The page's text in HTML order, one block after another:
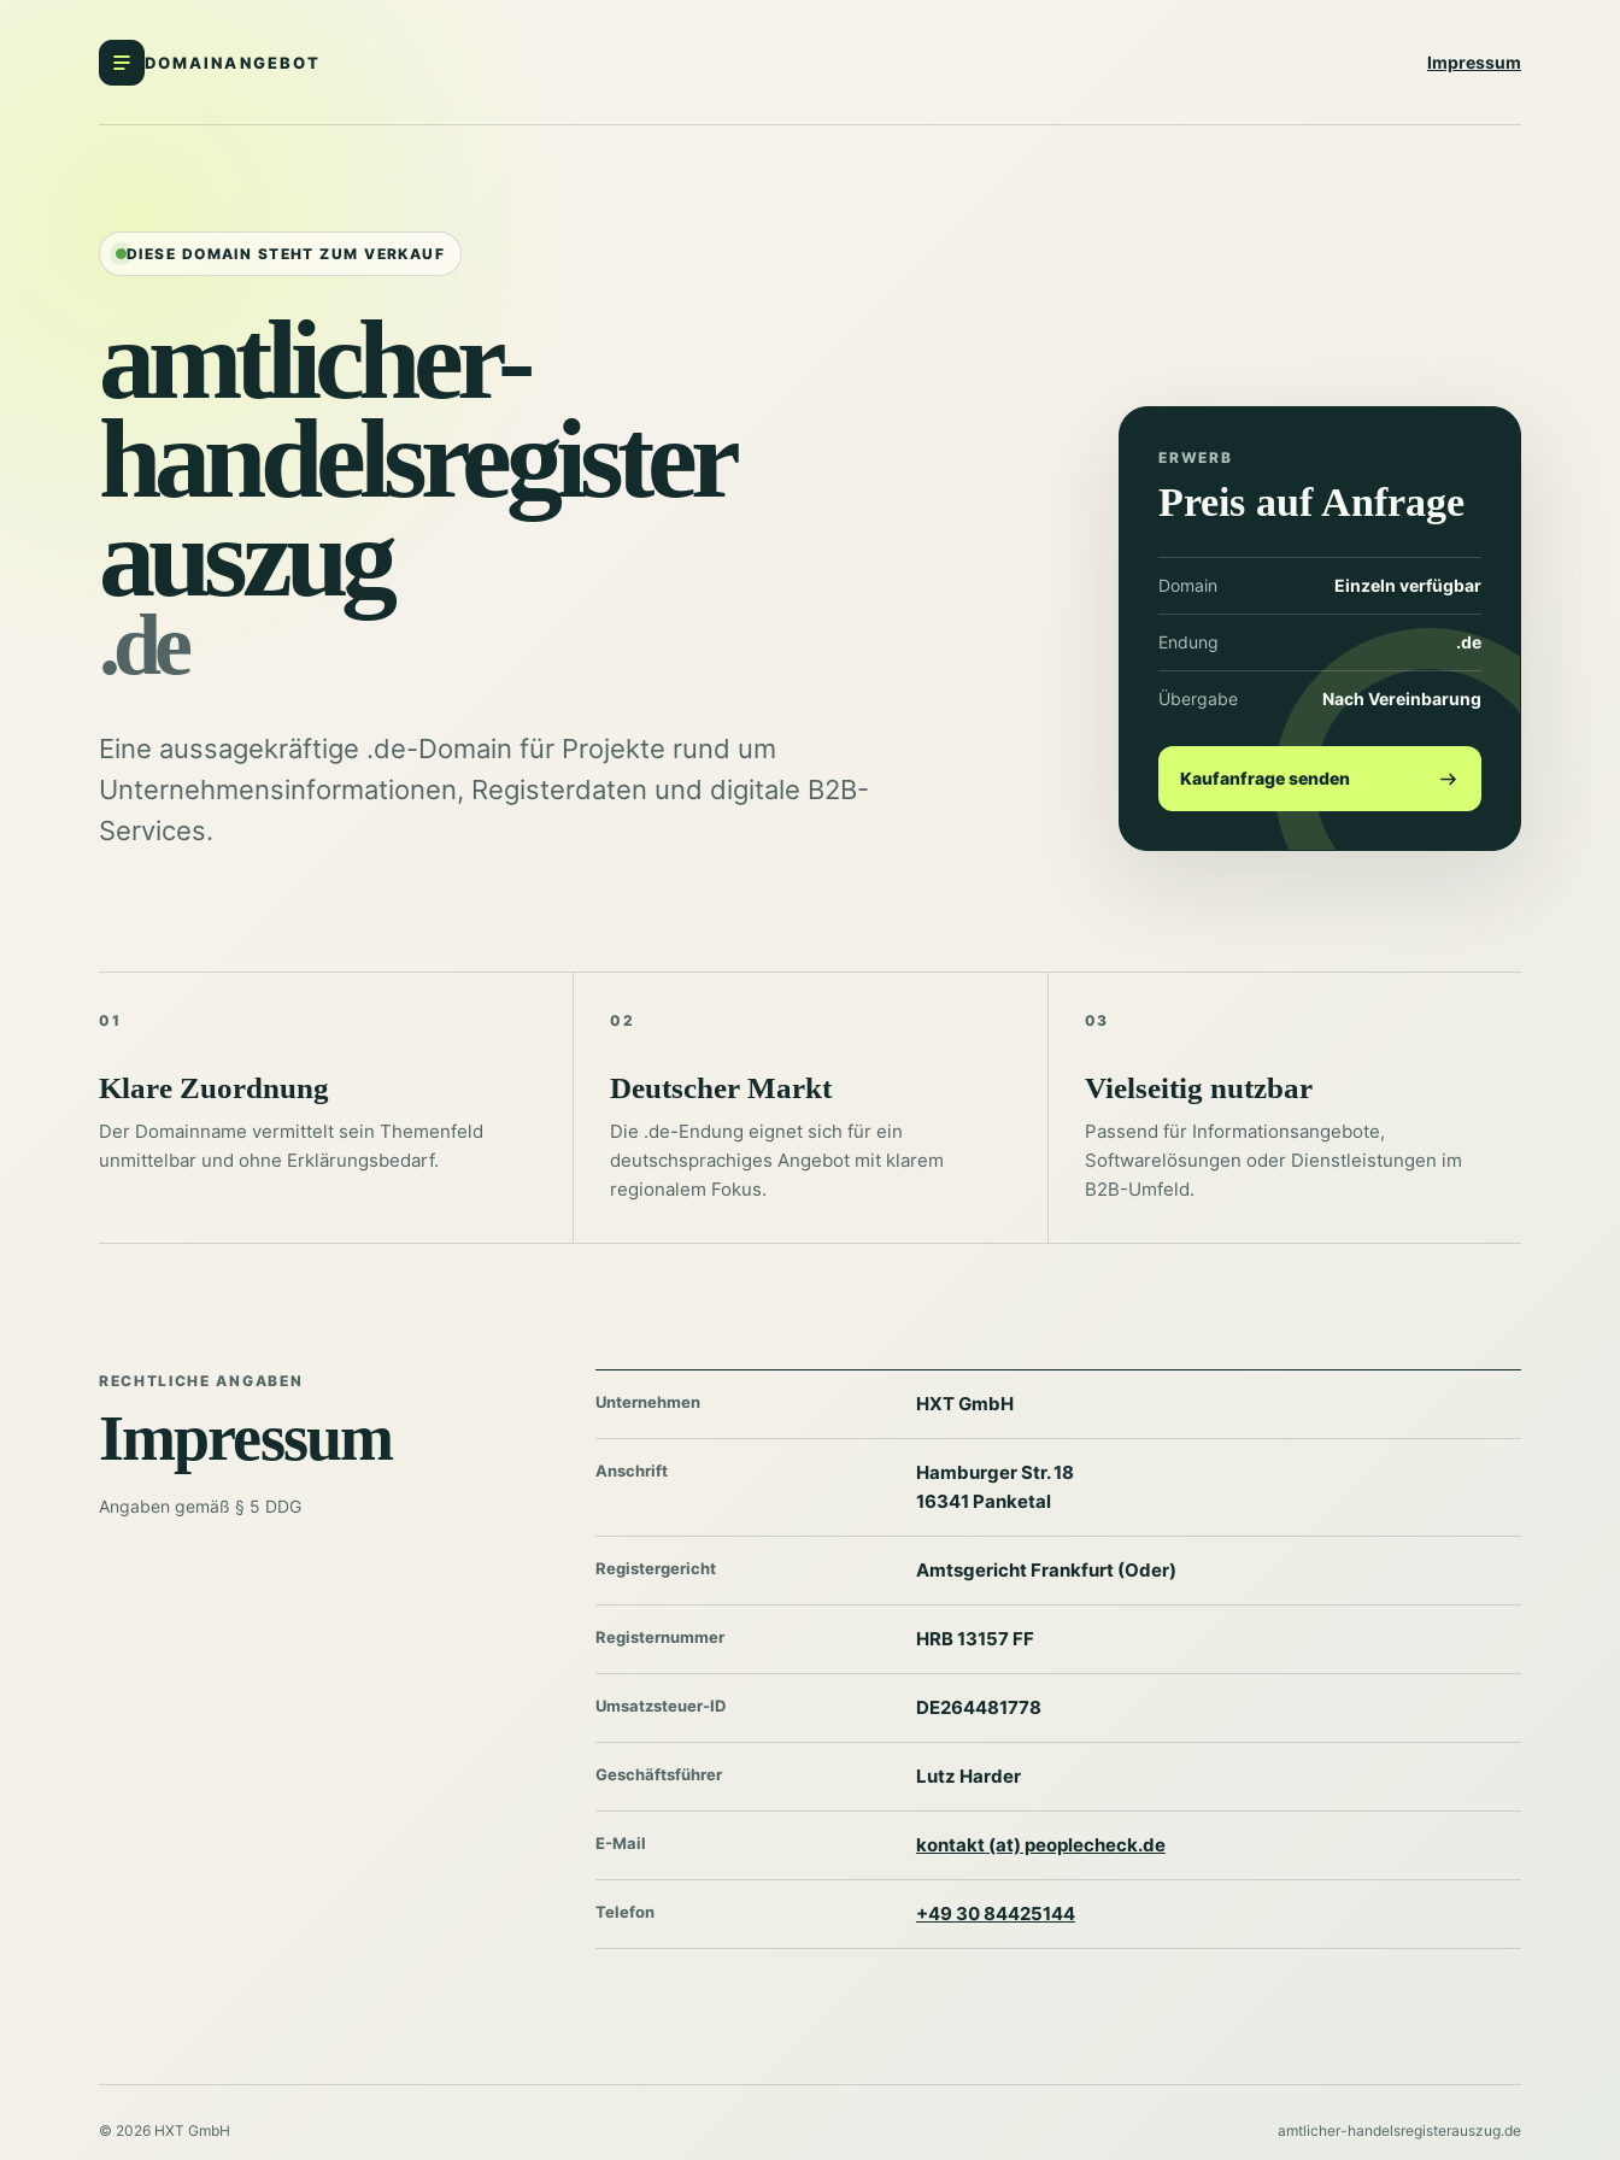
DOMAINANGEBOT Impressum
DIESE DOMAIN STEHT ZUM VERKAUF
amtlicher-
handelsregister
auszug
.de
Eine aussagekräftige .de-Domain für Projekte rund um
Unternehmensinformationen, Registerdaten und digitale B2B-
Services.
ERWERB
Preis auf Anfrage
Domain Einzeln verfügbar
Endung .de
Übergabe Nach Vereinbarung
Kaufanfrage senden
01
Klare Zuordnung
Der Domainname vermittelt sein Themenfeld
unmittelbar und ohne Erklärungsbedarf.
02
Deutscher Markt
Die .de-Endung eignet sich für ein
deutschsprachiges Angebot mit klarem
regionalem Fokus.
03
Vielseitig nutzbar
Passend für Informationsangebote,
Softwarelösungen oder Dienstleistungen im
B2B-Umfeld.
RECHTLICHE ANGABEN
Impressum
Angaben gemäß § 5 DDG
Unternehmen HXT GmbH
Anschrift
Hamburger Str. 18
16341 Panketal
Registergericht Amtsgericht Frankfurt (Oder)
Registernummer HRB 13157 FF
Umsatzsteuer-ID DE264481778
Geschäftsführer Lutz Harder
E-Mail kontakt (at) peoplecheck.de
Telefon +49 30 84425144
© 2026 HXT GmbH amtlicher-handelsregisterauszug.de